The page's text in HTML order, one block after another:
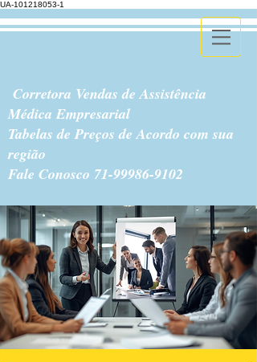
UA-101218053-1
Corretora Vendas de Assistência
Médica Empresarial
Tabelas de Preços de Acordo com sua
região
Fale Conosco 71-99986-9102